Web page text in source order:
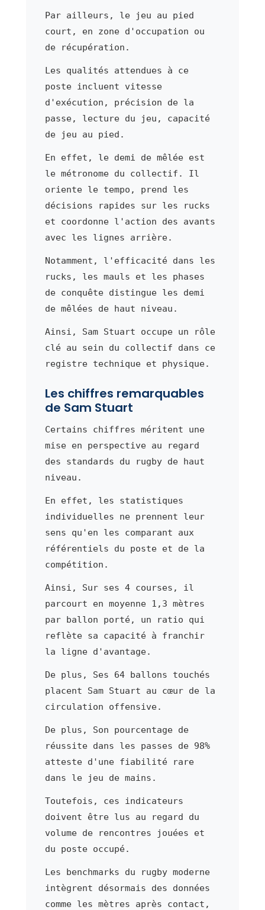
Par ailleurs, le jeu au pied
court, en zone d'occupation ou
de récupération.
Les qualités attendues à ce
poste incluent vitesse
d'exécution, précision de la
passe, lecture du jeu, capacité
de jeu au pied.
En effet, le demi de mêlée est
le métronome du collectif. Il
oriente le tempo, prend les
décisions rapides sur les rucks
et coordonne l'action des avants
avec les lignes arrière.
Notamment, l'efficacité dans les
rucks, les mauls et les phases
de conquête distingue les demi
de mêlées de haut niveau.
Ainsi, Sam Stuart occupe un rôle
clé au sein du collectif dans ce
registre technique et physique.
Les chiffres remarquables
de Sam Stuart
Certains chiffres méritent une
mise en perspective au regard
des standards du rugby de haut
niveau.
En effet, les statistiques
individuelles ne prennent leur
sens qu'en les comparant aux
référentiels du poste et de la
compétition.
Ainsi, Sur ses 4 courses, il
parcourt en moyenne 1,3 mètres
par ballon porté, un ratio qui
reflète sa capacité à franchir
la ligne d'avantage.
De plus, Ses 64 ballons touchés
placent Sam Stuart au cœur de la
circulation offensive.
De plus, Son pourcentage de
réussite dans les passes de 98%
atteste d'une fiabilité rare
dans le jeu de mains.
Toutefois, ces indicateurs
doivent être lus au regard du
volume de rencontres jouées et
du poste occupé.
Les benchmarks du rugby moderne
intègrent désormais des données
comme les mètres après contact,